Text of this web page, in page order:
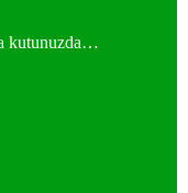
kutunuzda…